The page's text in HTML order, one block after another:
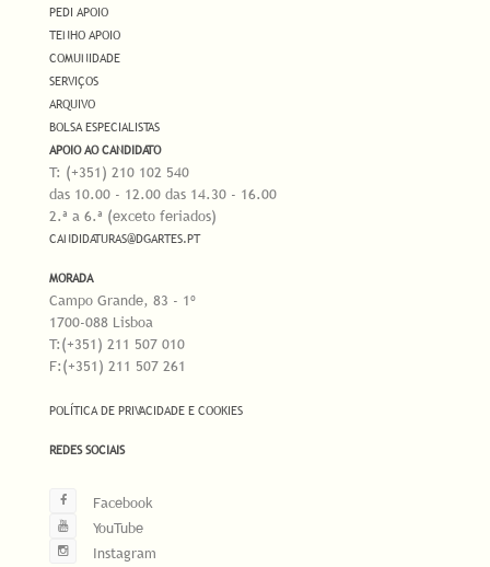
PEDI APOIO
TENHO APOIO
COMUNIDADE
SERVIÇOS
ARQUIVO
BOLSA ESPECIALISTAS
APOIO AO CANDIDATO
T: (+351) 210 102 540
das 10.00 - 12.00 das 14.30 - 16.00
2.ª a 6.ª (exceto feriados)
CANDIDATURAS@DGARTES.PT
MORADA
Campo Grande, 83 - 1º
1700-088 Lisboa
T:(+351) 211 507 010
F:(+351) 211 507 261
POLÍTICA DE PRIVACIDADE E COOKIES
REDES SOCIAIS
Facebook
YouTube
Instagram